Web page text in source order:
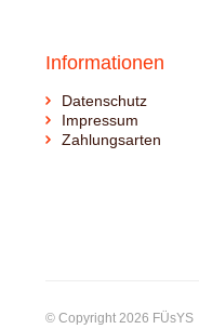
Informationen
Datenschutz
Impressum
Zahlungsarten
© Copyright 2026 FÜsYS